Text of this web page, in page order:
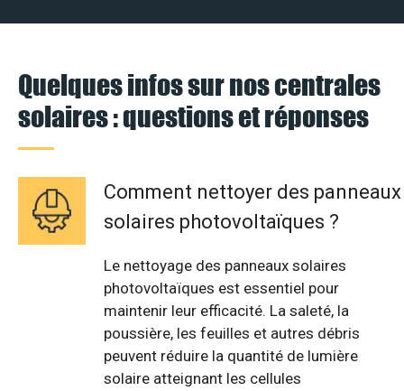
Quelques infos sur nos centrales
solaires : questions et réponses
Comment nettoyer des panneaux
solaires photovoltaïques ?
Le nettoyage des panneaux solaires
photovoltaïques est essentiel pour
maintenir leur efficacité. La saleté, la
poussière, les feuilles et autres débris
peuvent réduire la quantité de lumière
solaire atteignant les cellules